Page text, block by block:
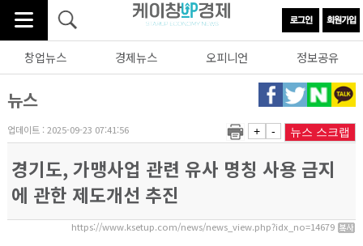
창업뉴스 경제뉴스 오피니언 정보공유
뉴스
업데이트 : 2025-09-23 07:41:56 + - 뉴스 스크랩
경기도, 가맹사업 관련 유사 명칭 사용 금지
에 관한 제도개선 추진
https://www.ksetup.com/news/news_view.php?idx_no=14679